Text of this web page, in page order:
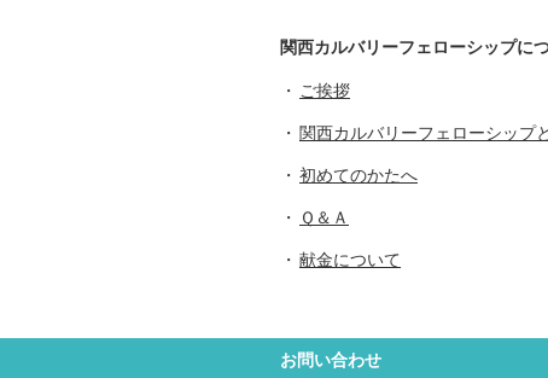
関西カルバリーフェローシップに
ご挨拶
関西カルバリーフェローシップ
初めてのかたへ
Ｑ＆Ａ
献金について
お問い合わせ